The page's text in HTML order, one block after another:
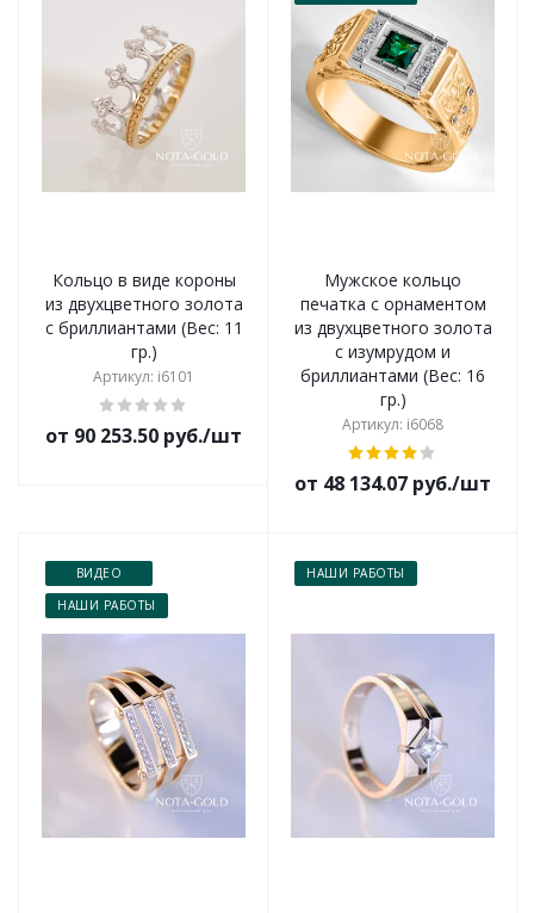
Кольцо в виде короны
из двухцветного золота
с бриллиантами (Вес: 11
гр.)
Артикул: i6101
от 90 253.50 руб./шт
Мужское кольцо
печатка с орнаментом
из двухцветного золота
с изумрудом и
бриллиантами (Вес: 16
гр.)
Артикул: i6068
от 48 134.07 руб./шт
ВИДЕО
НАШИ РАБОТЫ
НАШИ РАБОТЫ